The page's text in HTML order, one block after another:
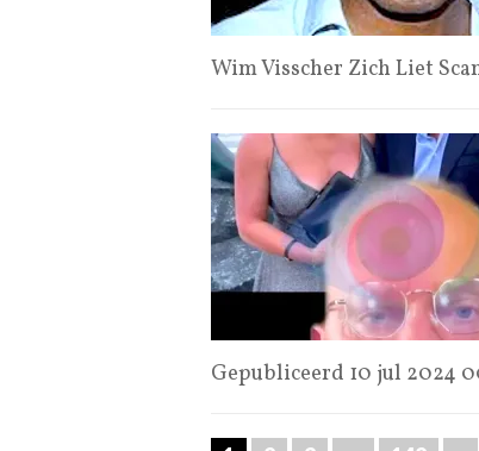
Wim Visscher Zich Liet
Gepubliceerd 10 jul 2024